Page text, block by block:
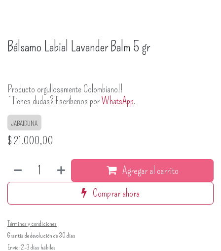
Bálsamo Labial Lavander Balm 5 gr
Producto orgullosamente Colombiano!!
¿Tienes dudas? Escríbenos porWhatsApp.
JABAIDUNA
$ 21.000,00
Agregar al carrito
Comprar ahora
Términos y condiciones
Grantía de devolución de 30 días
Envío: 2-3 días hábiles